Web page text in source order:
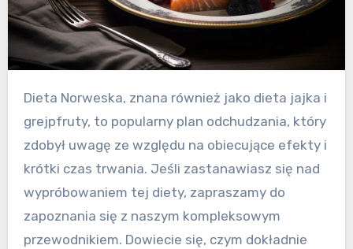
Dieta Norweska, znana również jako dieta jajka i
grejpfruty, to popularny plan odchudzania, który
zdobył uwagę ze względu na obiecujące efekty i
krótki czas trwania. Jeśli zastanawiasz się nad
wypróbowaniem tej diety, zapraszamy do
zapoznania się z naszym kompleksowym
przewodnikiem. Dowiecie się, czym dokładnie